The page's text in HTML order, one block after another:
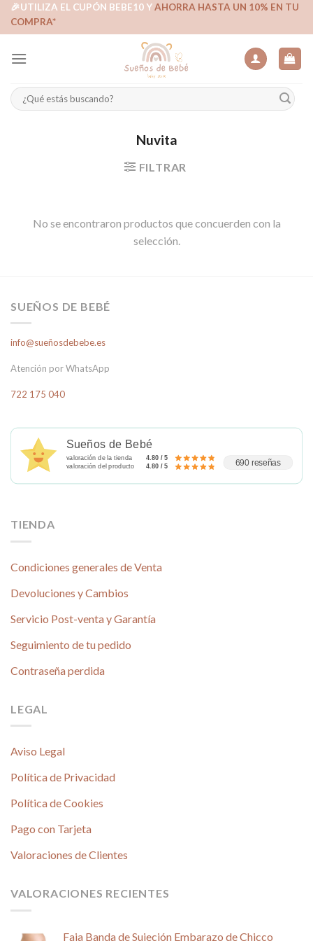
Skip🎉UTILIZA EL CUPÓN BEBE10 YAHORRA HASTA UN 10% EN TU
COMPRA*
Buscar
por:
Nuvita
FILTRAR
No se encontraron productos que concuerden con la
selección.
SUEÑOS DE BEBÉ
info@sueñosdebebe.es
Atención por WhatsApp
722 175 040
Sueños de Bebé
valoración de la tienda
4.80 / 5
valoración del producto
4.80 / 5 690 reseñas
TIENDA
Condiciones generales de Venta
Devoluciones y Cambios
Servicio Post-venta y Garantía
Seguimiento de tu pedido
Contraseña perdida
LEGAL
Aviso Legal
Política de Privacidad
Política de Cookies
Pago con Tarjeta
Valoraciones de Clientes
VALORACIONES RECIENTES
Faja Banda de Sujeción Embarazo de Chicco